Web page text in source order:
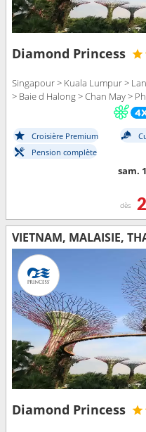
Diamond Princess
Singapour > Kuala Lumpur >
> Baie d Halong > Chan May >
Croisière Premium
Pension complète
sam.
dès
VIETNAM, MALAISIE,
Diamond Princess